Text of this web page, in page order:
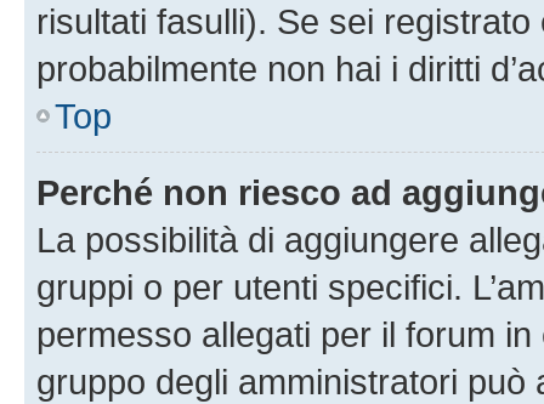
risultati fasulli). Se sei
probabilmente non hai i diritti
Top
Perché non riesco ad
La possibilità di aggiungere
gruppi o per utenti specifici.
permesso allegati per il forum
gruppo degli amministratori può